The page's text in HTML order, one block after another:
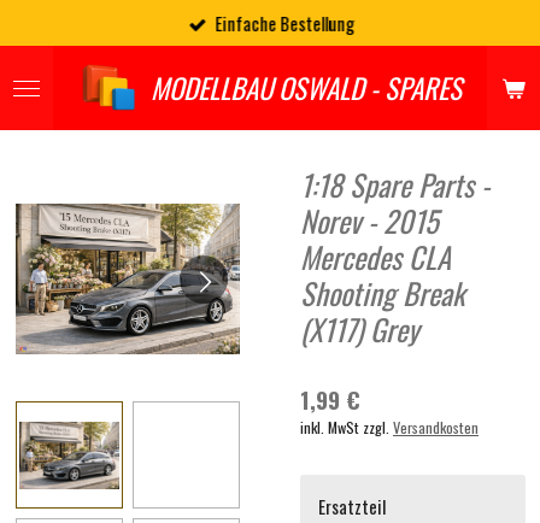
Hauptinhalt
springen
MODELLBAU OSWALD - SPARES
Einfache Bestellung
1:18 Spare Parts -
Norev - 2015
Mercedes CLA
Shooting Break
(X117) Grey
1,99 €
inkl. MwSt zzgl. Versandkosten
Ersatzteil